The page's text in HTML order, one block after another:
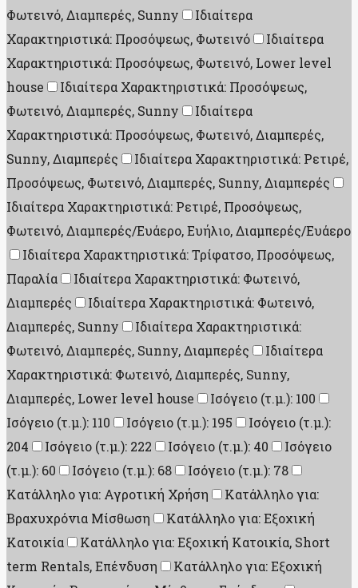
Φωτεινό, Διαμπερές, Sunny
Ιδιαίτερα
Χαρακτηριστικά: Προσόψεως, Φωτεινό
Ιδιαίτερα
Χαρακτηριστικά: Προσόψεως, Φωτεινό, Lower level
house
Ιδιαίτερα Χαρακτηριστικά: Προσόψεως,
Φωτεινό, Διαμπερές, Sunny
Ιδιαίτερα
Χαρακτηριστικά: Προσόψεως, Φωτεινό, Διαμπερές,
Sunny, Διαμπερές
Ιδιαίτερα Χαρακτηριστικά: Ρετιρέ,
Προσόψεως, Φωτεινό, Διαμπερές, Sunny, Διαμπερές
Ιδιαίτερα Χαρακτηριστικά: Ρετιρέ, Προσόψεως,
Φωτεινό, Διαμπερές/Ευάερο, Ευήλιο, Διαμπερές/Ευάερο
Ιδιαίτερα Χαρακτηριστικά: Τρίφατσο, Προσόψεως,
Παραλία
Ιδιαίτερα Χαρακτηριστικά: Φωτεινό,
Διαμπερές
Ιδιαίτερα Χαρακτηριστικά: Φωτεινό,
Διαμπερές, Sunny
Ιδιαίτερα Χαρακτηριστικά:
Φωτεινό, Διαμπερές, Sunny, Διαμπερές
Ιδιαίτερα
Χαρακτηριστικά: Φωτεινό, Διαμπερές, Sunny,
Διαμπερές, Lower level house
Ισόγειο (τ.μ.): 100
Ισόγειο (τ.μ.): 110
Ισόγειο (τ.μ.): 195
Ισόγειο (τ.μ.):
204
Ισόγειο (τ.μ.): 222 Ισόγειο (τ.μ.): 40
Ισόγειο
(τ.μ.): 60
Ισόγειο (τ.μ.): 68
Ισόγειο (τ.μ.): 78
Κατάλληλο για: Αγροτική Χρήση
Κατάλληλο για:
Βραχυχρόνια Μίσθωση
Κατάλληλο για: Εξοχική
Κατοικία
Κατάλληλο για: Εξοχική Κατοικία, Short
term Rentals, Επένδυση
Κατάλληλο για: Εξοχική